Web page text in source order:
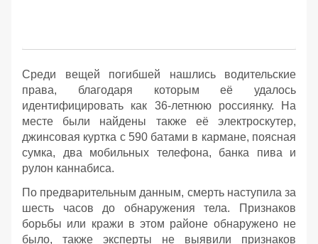
Среди вещей погибшей нашлись водительские
права, благодаря которым её удалось
идентифицировать как 36-летнюю россиянку. На
месте были найдены также её электроскутер,
джинсовая куртка с 590 батами в кармане, поясная
сумка, два мобильных телефона, банка пива и
рулон каннабиса.
По предварительным данным, смерть наступила за
шесть часов до обнаружения тела. Признаков
борьбы или кражи в этом районе обнаружено не
было, также эксперты не выявили признаков